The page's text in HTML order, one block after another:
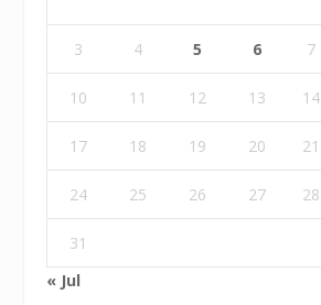
3 4 5 6 7
10 11 12 13 14
17 18 19 20 21
24 25 26 27 28
31
« Jul